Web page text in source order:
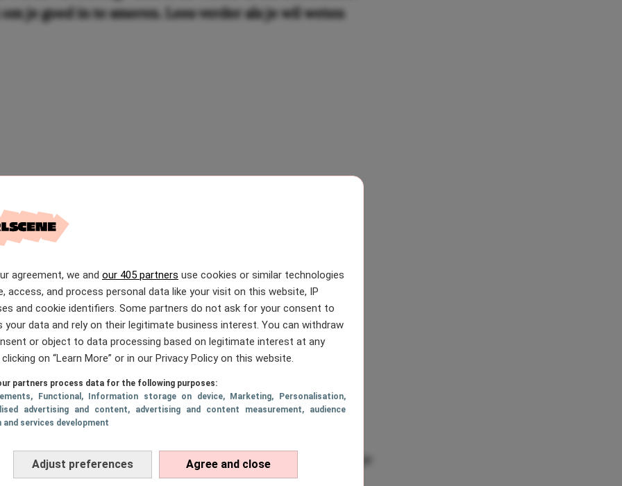
agreement, we and our 405 partners use cookies or similar technologies
access, and process personal data like your visit on this website, IP
and cookie identifiers. Some partners do not ask for your consent to
your data and rely on their legitimate business interest. You can withdraw
or object to data processing based on legitimate interest at any
on “Learn More” or in our Privacy Policy on this website.
partners process data for the following purposes:
, Functional , Information storage on device, Marketing, Personalisation,
advertising and content, advertising and content measurement, audience
and services development
Adjust preferences Agree and close
je goed in te smeren. Lees verder als je wil weten
je het hele jaar door
moet smeren
met even wat feitjes op een rijtje te zetten. Als je
koopt, staat er op de verpakking dat het bescherming